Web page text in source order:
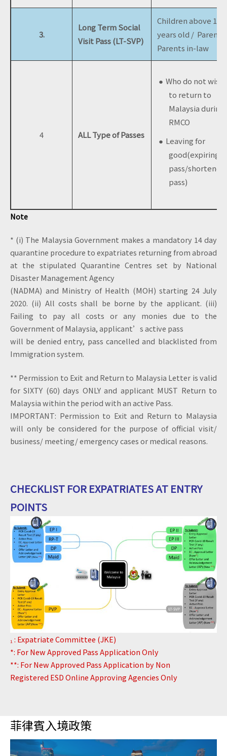
3.
Long Term Social
Visit Pass (LT-SVP)
Children above 18
years old /
Parents in-law
4 ALL Type of Passes
Who do not wish
to return to
Malaysia during
RMCO
Leaving for
good(expiring
pass/shortened
pass)
Note
* (i) The Malaysia Government makes a mandatory 14 day
quarantine procedure to expatriates returning from abroad
at the stipulated Quarantine Centres set by National
Disaster Management Agency
(NADMA) and Ministry of Health (MOH) starting 24 July
2020. (ii) All costs shall be borne by the applicant. (iii)
Failing to pay all costs or any monies due to the
Government of Malaysia, applicant’s active pass
will be denied entry, pass cancelled and blacklisted from
Immigration system.
** Permission to Exit and Return to Malaysia Letter is valid
for SIXTY (60) days ONLY and applicant MUST Return to
Malaysia within the period with an active Pass.
IMPORTANT: Permission to Exit and Return to Malaysia
will only be considered for the purpose of official visit/
business/ meeting/ emergency cases or medical reasons.
CHECKLIST FOR EXPATRIATES AT ENTRY
POINTS
₁ : Expatriate Committee (JKE)
*: For New Approved Pass Application Only
**: For New Approved Pass Application by Non
Registered ESD Online Approving Agencies Only
菲律賓入境政策